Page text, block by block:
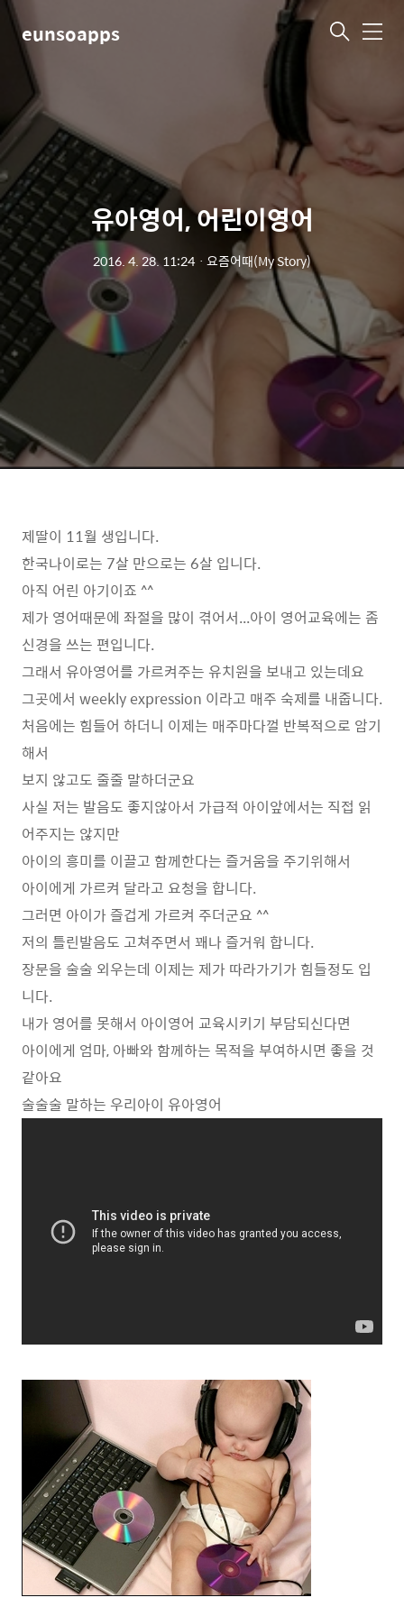
eunsoapps 메
유아영어, 어린이영어
2016. 4. 28. 11:24ㆍ 요즘어때(My Story)
제딸이 11월 생입니다.
한국나이로는 7살 만으로는 6살 입니다.
아직 어린 아기이죠 ^^
제가 영어때문에 좌절을 많이 겪어서...아이 영어교육에는 좀
신경을 쓰는 편입니다.
그래서 유아영어를 가르켜주는 유치원을 보내고 있는데요
그곳에서 weekly expression 이라고 매주 숙제를 내줍니다.
처음에는 힘들어 하더니 이제는 매주마다껄 반복적으로 암기
해서
보지 않고도 줄줄 말하더군요
사실 저는 발음도 좋지않아서 가급적 아이앞에서는 직접 읽
어주지는 않지만
아이의 흥미를 이끌고 함께한다는 즐거움을 주기위해서
아이에게 가르켜 달라고 요청을 합니다.
그러면 아이가 즐겁게 가르켜 주더군요 ^^
저의 틀린발음도 고쳐주면서 꽤나 즐거워 합니다.
장문을 술술 외우는데 이제는 제가 따라가기가 힘들정도 입
니다.
내가 영어를 못해서 아이영어 교육시키기 부담되신다면
아이에게 엄마, 아빠와 함께하는 목적을 부여하시면 좋을 것
같아요
술술술 말하는 우리아이 유아영어